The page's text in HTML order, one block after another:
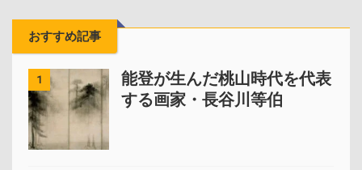
おすすめ記事
1
能登が生んだ桃山時代を代表
する画家・長谷川等伯